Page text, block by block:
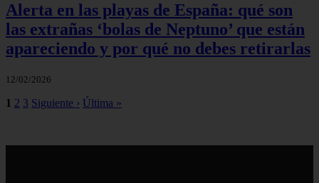
Alerta en las playas de España: qué son
las extrañas ‘bolas de Neptuno’ que están
apareciendo y por qué no debes retirarlas
12/02/2026
1 2 3 Siguiente › Última »